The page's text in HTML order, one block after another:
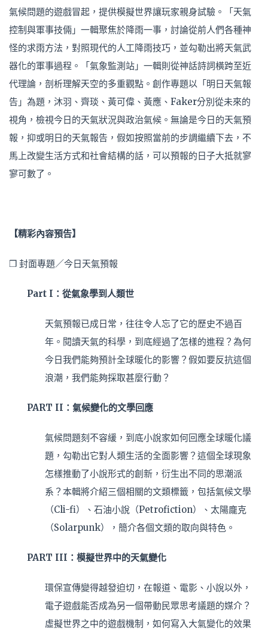
氣候問題的遊戲冒起，提供模擬世界讓玩家親身試驗。「天氣
控制與軍事技倆」一輯聚焦於降雨一事，討論從前人們各種神
怪的求雨方法，對照現代的人工降雨技巧，並勾勒出將天氣武
器化的軍事過程。「氣象監測站」一輯則從神話詩詞橫跨至近
代理論，剖析理解天空的多重觀點。創作專題以「明日天氣報
告」為題，沐羽、齊琰、黃可偉、黃應、Faker分別從未來的
視角，檢視今日的天氣狀況與政治氣候。無論是今日的天氣預
報，抑或明日的天氣報告，假如按照當前的步調繼續下去，不
馬上改變生活方式和社會結構的話，可以預報的日子大抵就寥
寥可數了。
【精彩內容預告】
❒ 封面專題／今日天氣預報
Part I：從氣象學到人類世
天氣預報已成日常，往往令人忘了它的歷史不過百
年。閱讀天氣的科學，到底經過了怎樣的進程？為何
今日我們能夠預計全球暖化的影響？假如要反抗這個
浪潮，我們能夠採取甚麼行動？
PART II：氣候變化的文學回應
氣候問題刻不容緩，到底小說家如何回應全球暖化議
題，勾勒出它對人類生活的全面影響？這個全球現象
怎樣推動了小說形式的創新，衍生出不同的思潮派
系？本輯將介紹三個相關的文類標籤，包括氣候文學
（Cli-fi）、石油小說 （Petrofiction）、太陽龐克
（Solarpunk），簡介各個文類的取向與特色。
PART III：模擬世界中的天氣變化
環保宣傳變得越發迫切，在報道、電影、小說以外，
電子遊戲能否成為另一個帶動民眾思考議題的媒介？
虛擬世界之中的遊戲機制，如何寫入大氣變化的效果